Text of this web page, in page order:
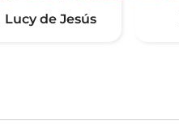
Lucy de Jesús